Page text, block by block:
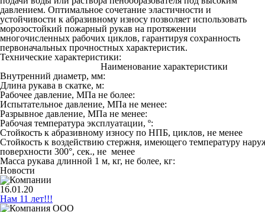
давлением. Оптимальное сочетание эластичности и
устойчивости к абразивному износу позволяет использовать
морозостойкий пожарный рукав на протяжении
многочисленных рабочих циклов, гарантируя сохранность
первоначальных прочностных характеристик.
Технические характеристики:
Наименование характеристики
Внутренний диаметр, мм:
Длина рукава в скатке, м:
Рабочее давление, МПа не более:
Испытательное давление, МПа не менее:
Разрывное давление, МПа не менее:
Рабочая температура эксплуатации, º:
Стойкость к абразивному износу по НПБ, циклов, не менее
Cтойкость к воздействию стержня, имеющего температуру
поверхности 300°, сек., не менее
Масса рукава длинной 1 м, кг, не более, кг:
Новости
16.01.20
Нам 11 лет!!!